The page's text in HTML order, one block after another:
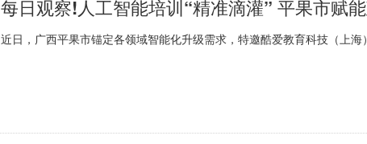
近日，广西平果市锚定各领域智能化升级需求，特邀酷爱教育科技（上海）